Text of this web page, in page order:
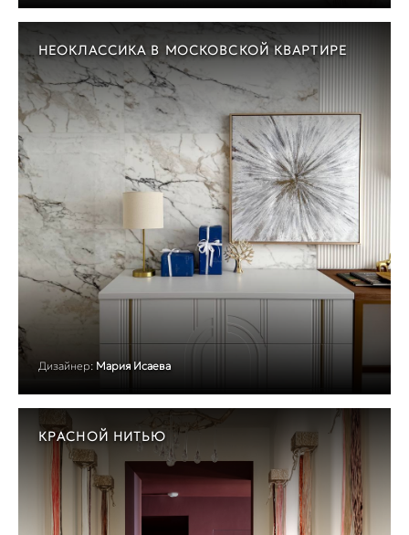
НЕОКЛАССИКА В МОСКОВСКОЙ КВАРТИРЕ
Дизайнер: Мария Исаева
КРАСНОЙ НИТЬЮ